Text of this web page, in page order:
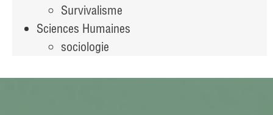
Survivalisme
Sciences Humaines
sociologie